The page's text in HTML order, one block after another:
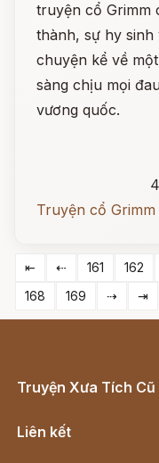
truyện cổ Grimm
thành, sự hy sinh
chuyện kể về
sàng chịu mọi
vương quốc.
Truyện cổ Grimm
⇤ ⇠ 161 162
168
169 ⇢ ⇥
Truyện Xưa Tích Cũ
Liên kết